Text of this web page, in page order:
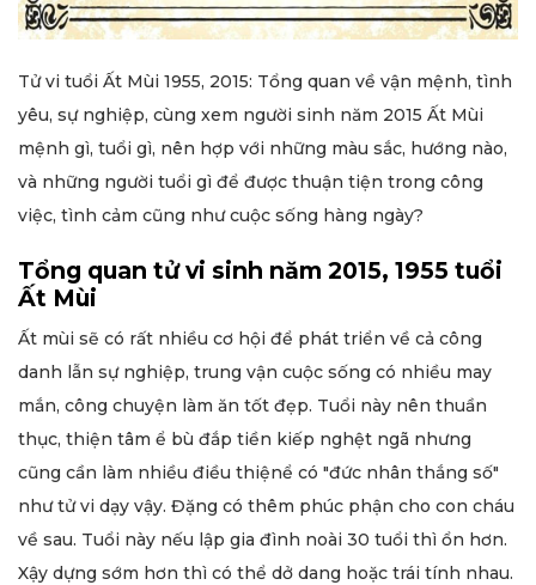
Tử vi tuổi Ất Mùi 1955, 2015: Tổng quan về vận mệnh, tình
yêu, sự nghiệp, cùng xem người sinh năm 2015 Ất Mùi
mệnh gì, tuổi gì, nên hợp với những màu sắc, hướng nào,
và những người tuổi gì để được thuận tiện trong công
việc, tình cảm cũng như cuộc sống hàng ngày?
Tổng quan tử vi sinh năm 2015, 1955 tuổi
Ất Mùi
Ất mùi sẽ có rất nhiều cơ hội để phát triển về cả công
danh lẫn sự nghiệp, trung vận cuộc sống có nhiều may
mắn, công chuyện làm ăn tốt đẹp. Tuổi này nên thuần
thục, thiện tâm ể bù đắp tiền kiếp nghệt ngã nhưng
cũng cần làm nhiều điều thiệnể có "đức nhân thắng số"
như tử vi dạy vậy. Đặng có thêm phúc phận cho con cháu
về sau. Tuổi này nếu lập gia đình noài 30 tuổi thì ổn hơn.
Xậy dựng sớm hơn thì có thể dở dang hoặc trái tính nhau.